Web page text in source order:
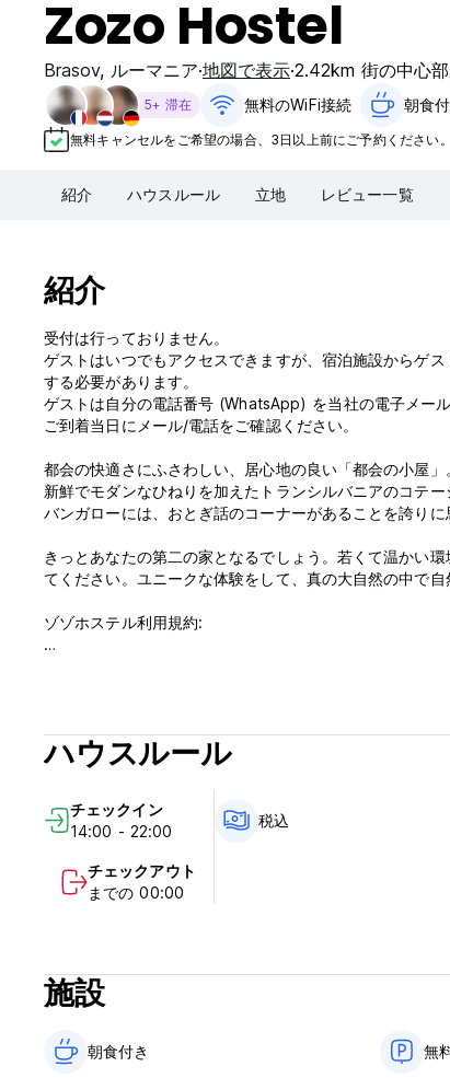
Zozo Hostel
Brasov, ルーマニア 地図で表示 2.42km 街の中心
5+ 滞在 無料のWiFi接続 朝食
無料キャンセルをご希望の場合、3日以上前にご予約ください。
紹介 ハウスルール 立地 レビュー一覧
紹介
受付は行っておりません。
ゲストはいつでもアクセスできますが、宿泊施設からゲ
する必要があります。
ゲストは自分の電話番号 (WhatsApp) を当社の電子メー
ご到着当日にメール/電話をご確認ください。
都会の快適さにふさわしい、居心地の良い「都会の小屋」
新鮮でモダンなひねりを加えたトランシルバニアのコテ
バンガローには、おとぎ話のコーナーがあることを誇りに
きっとあなたの第二の家となるでしょう。若くて温かい
てください。ユニークな体験をして、真の大自然の中で自
ゾゾホステル利用規約:
キャンセルポリシー: 到着の48時間前まで。
10:00前にチェックアウトしてください。
税金が含まれています。
朝食込み。
門限はありません。
到着時の支払い: 現金 (RON/EUR) (Auto-translated
ハウスルール
チェックイン
14:00 - 22:00
チェックアウト
までの 00:00
税込
施設
朝食付き‎ 無